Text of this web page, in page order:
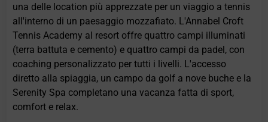
una delle location più apprezzate per un viaggio a tennis
all'interno di un paesaggio mozzafiato. L'Annabel Croft
Tennis Academy al resort offre quattro campi illuminati
(terra battuta e cemento) e quattro campi da padel, con
coaching personalizzato per tutti i livelli. L'accesso
diretto alla spiaggia, un campo da golf a nove buche e la
Serenity Spa completano una vacanza fatta di sport,
comfort e relax.